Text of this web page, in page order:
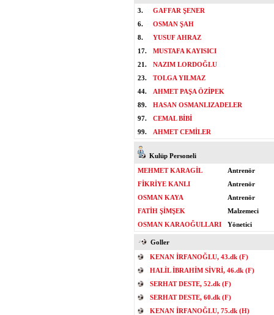
3.
GAFFAR ŞENER
6.
OSMAN ŞAH
8.
YUSUF AHRAZ
17.
MUSTAFA KAYISICI
21.
NAZIM LORDOĞLU
23.
TOLGA YILMAZ
44.
AHMET PAŞA ÖZİPEK
89.
HASAN OSMANLIZADELER
97.
CEMAL BİBİ
99.
AHMET CEMİLER
Kulüp Personeli
MEHMET KARAGİL
Antrenör
FİKRİYE KANLI
Antrenör
OSMAN KAYA
Antrenör
FATİH ŞİMŞEK
Malzemeci
OSMAN KARAOĞULLARI
Yönetici
Goller
KENAN İRFANOĞLU, 43.dk (F)
HALİL İBRAHİM SİVRİ, 46.dk (F)
SERHAT DESTE, 52.dk (F)
SERHAT DESTE, 60.dk (F)
KENAN İRFANOĞLU, 75.dk (H)